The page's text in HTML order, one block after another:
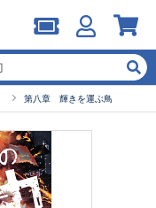
第八章 輝きを運ぶ鳥